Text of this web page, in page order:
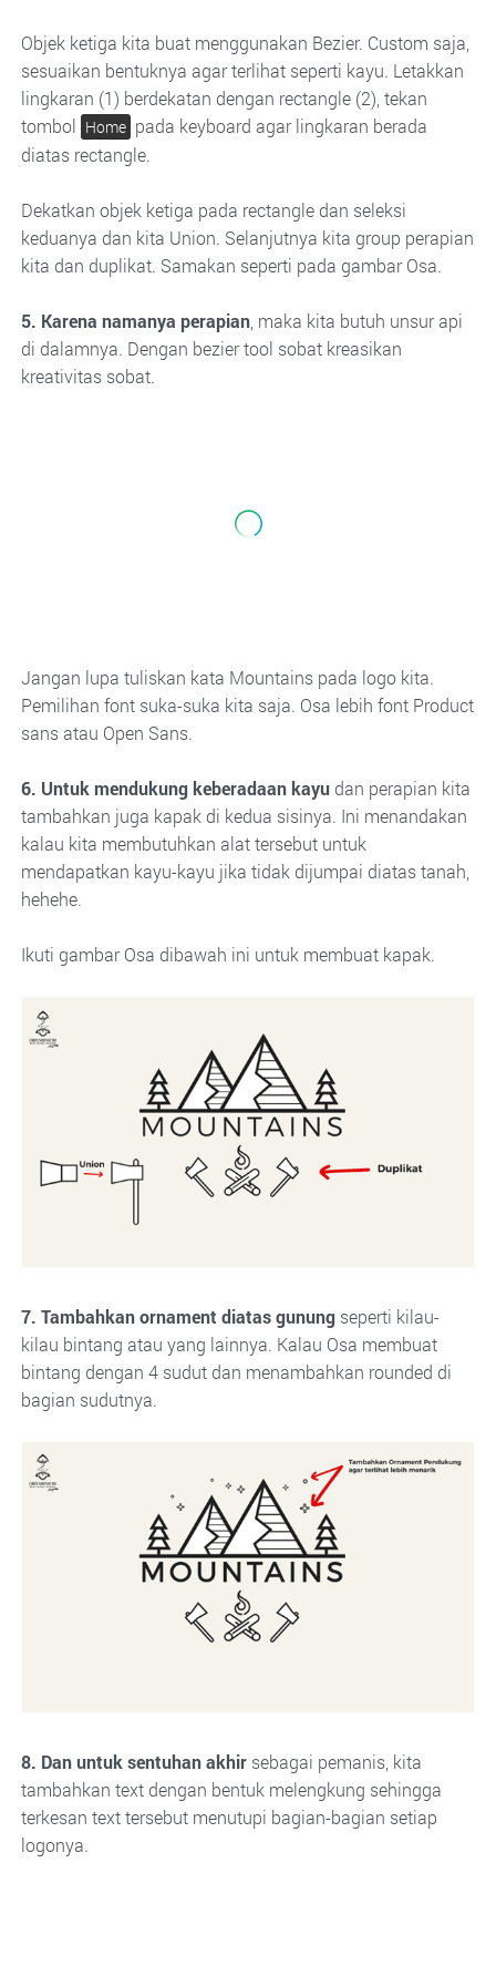
Objek ketiga kita buat menggunakan Bezier. Custom saja,
sesuaikan bentuknya agar terlihat seperti kayu. Letakkan
lingkaran (1) berdekatan dengan rectangle (2), tekan
tombol Home pada keyboard agar lingkaran berada
diatas rectangle.
Dekatkan objek ketiga pada rectangle dan seleksi
keduanya dan kita Union. Selanjutnya kita group perapian
kita dan duplikat. Samakan seperti pada gambar Osa.
5. Karena namanya perapian, maka kita butuh unsur api
di dalamnya. Dengan bezier tool sobat kreasikan
kreativitas sobat.
Jangan lupa tuliskan kata Mountains pada logo kita.
Pemilihan font suka-suka kita saja. Osa lebih font Product
sans atau Open Sans.
6. Untuk mendukung keberadaan kayu dan perapian kita
tambahkan juga kapak di kedua sisinya. Ini menandakan
kalau kita membutuhkan alat tersebut untuk
mendapatkan kayu-kayu jika tidak dijumpai diatas tanah,
hehehe.
Ikuti gambar Osa dibawah ini untuk membuat kapak.
7. Tambahkan ornament diatas gunung seperti kilau-
kilau bintang atau yang lainnya. Kalau Osa membuat
bintang dengan 4 sudut dan menambahkan rounded di
bagian sudutnya.
8. Dan untuk sentuhan akhir sebagai pemanis, kita
tambahkan text dengan bentuk melengkung sehingga
terkesan text tersebut menutupi bagian-bagian setiap
logonya.